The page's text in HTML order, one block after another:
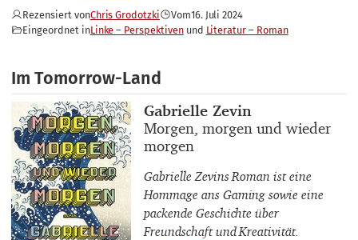
Rezensiert vonChris Grodotzki Vom16. Juli 2024
Eingeordnet inLinke – Perspektiven Literatur – Roman
Im Tomorrow-Land
Buchautor_innen
Gabrielle Zevin
Buchtitel
Morgen, morgen und wieder
morgen
Gabrielle Zevins Roman ist eine
Hommage ans Gaming sowie eine
packende Geschichte über
Freundschaft und Kreativität.